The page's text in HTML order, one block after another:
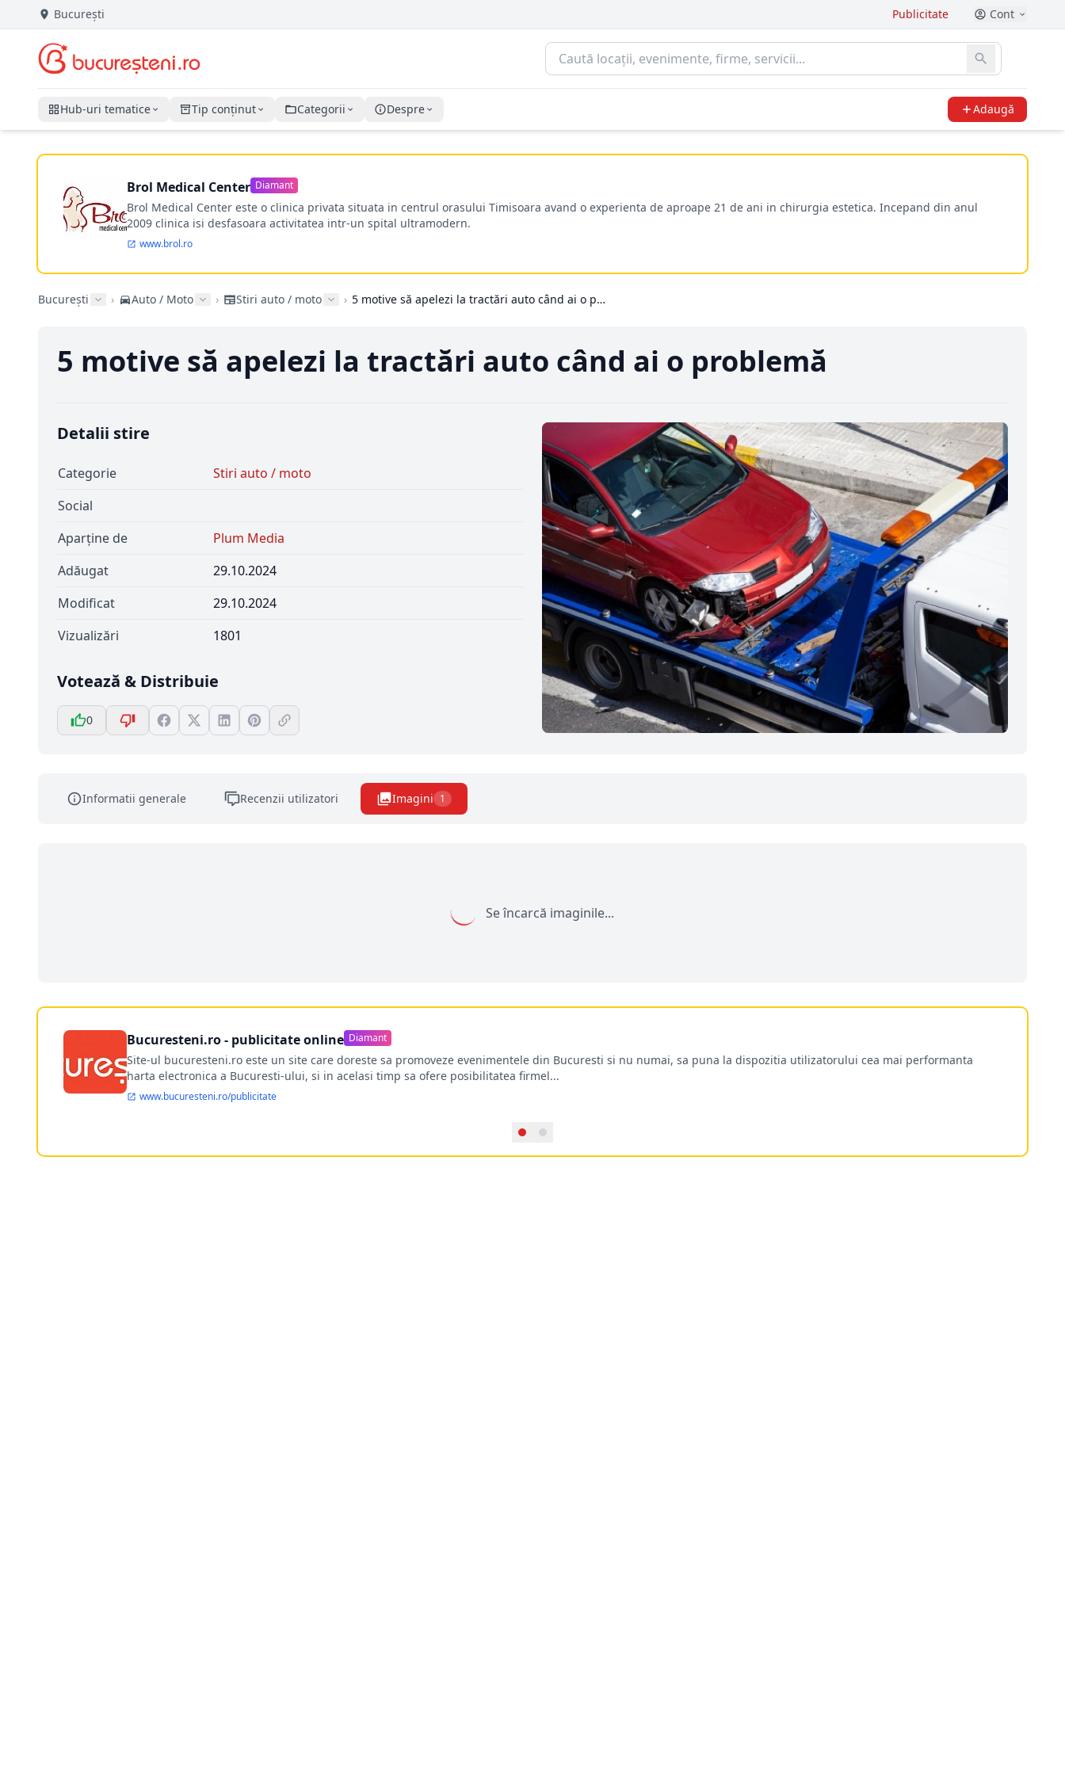
București Publicitate Cont
Hub-uri tematice Tip conținut Categorii Despre Adaugă
Brol Medical Center Diamant
Brol Medical Center este o clinica privata situata in centrul orasului Timisoara avand o experienta de aproape 21 de ani in chirurgia estetica. Incepand din anul
2009 clinica isi desfasoara activitatea intr-un spital ultramodern.
www.brol.ro
București › Auto / Moto › Stiri auto / moto › 5 motive să apelezi la tractări auto când ai o problemă
5 motive să apelezi la tractări auto când ai o problemă
Detalii stire
Categorie
Stiri auto / moto
Social
Aparține de
Plum Media
Adăugat
29.10.2024
Modificat
29.10.2024
Vizualizări
1801
Votează & Distribuie
0
Informatii generale Recenzii utilizatori Imagini 1
Se încarcă imaginile...
Bucuresteni.ro - publicitate online Diamant
Site-ul bucuresteni.ro este un site care doreste sa promoveze evenimentele din Bucuresti si nu numai, sa puna la dispozitia utilizatorului cea mai performanta
harta electronica a Bucuresti-ului, si in acelasi timp sa ofere posibilitatea firmel...
www.bucuresteni.ro/publicitate